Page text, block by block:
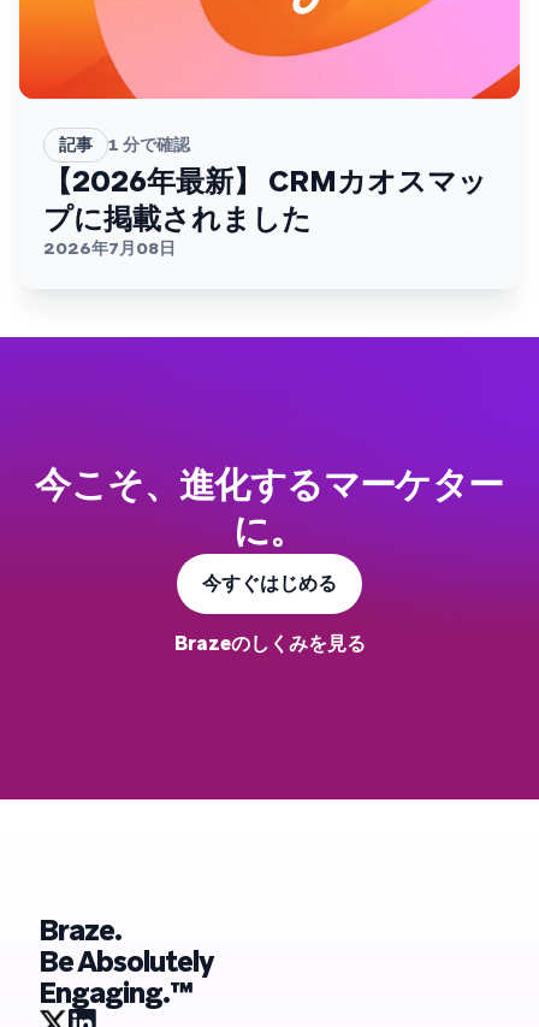
記事 1 分で確認
【2026年最新】 CRMカオスマッ
プに掲載されました
2026年7月08日
今こそ、進化するマーケター
に。
今すぐはじめる
Brazeのしくみを見る
Braze.
Be Absolutely
Engaging.™